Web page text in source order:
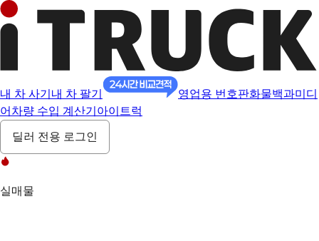
내 차 사기 내 차 팔기 영업용 번호판화물백과미디
어 차량 수입 계산기 아이트럭
딜러 전용 로그인
실매물